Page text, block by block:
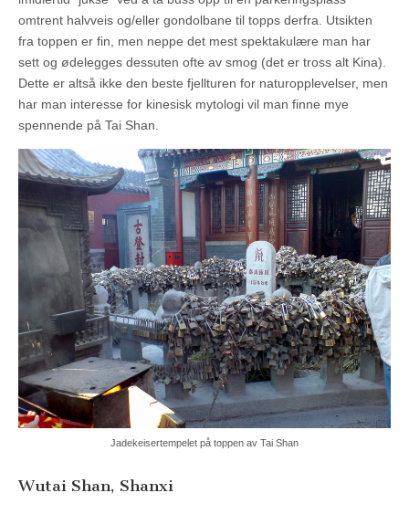
omtrent halvveis og/eller gondolbane til topps derfra. Utsikten
fra toppen er fin, men neppe det mest spektakulære man har
sett og ødelegges dessuten ofte av smog (det er tross alt Kina).
Dette er altså ikke den beste fjellturen for naturopplevelser, men
har man interesse for kinesisk mytologi vil man finne mye
spennende på Tai Shan.
Jadekeisertempelet på toppen av Tai Shan
Wutai Shan, Shanxi